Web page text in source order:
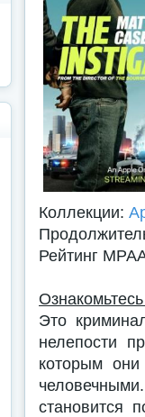
Коллекции:
Рейтинг
Это
нелепости
которым
становится